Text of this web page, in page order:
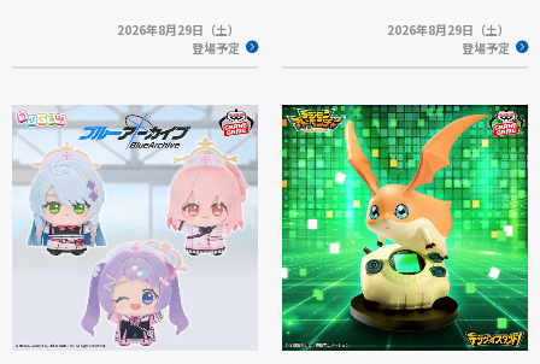
2026年8月29日（土）
登場予定
2026年8月29日（土）
登場予定